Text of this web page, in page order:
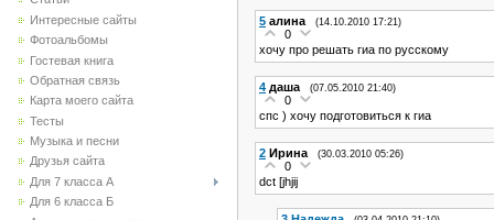
Интересные сайты
Фотоальбомы
Гостевая книга
Обратная связь
Карта моего сайта
Тесты
Музыка и песни
Друзья сайта
Для 7 класса А
Для 6 класса Б
5 алина (14.10.2010 17:21)
0
хочу про решать гиа по русскому
4 даша (07.05.2010 21:40)
0
спс ) хочу подготовиться к гиа
2 Ирина (30.03.2010 05:26)
0
dct [jhjij